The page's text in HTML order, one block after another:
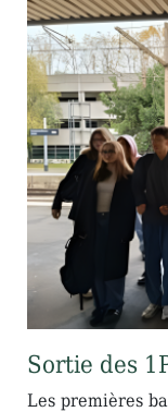
Sortie des
Les premières